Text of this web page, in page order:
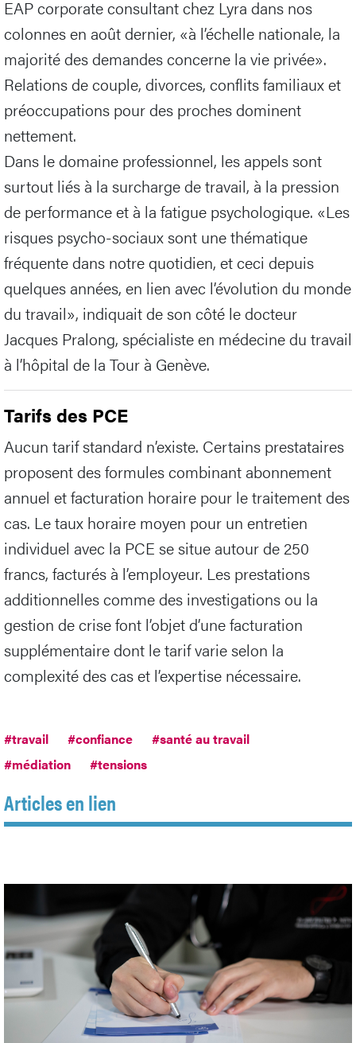
EAP corporate consultant chez Lyra dans nos
colonnes en août dernier, «à l’échelle nationale, la
majorité des demandes concerne la vie privée».
Relations de couple, divorces, conflits familiaux et
préoccupations pour des proches dominent
nettement.
Dans le domaine professionnel, les appels sont
surtout liés à la surcharge de travail, à la pression
de performance et à la fatigue psychologique. «Les
risques psycho-sociaux sont une thématique
fréquente dans notre quotidien, et ceci depuis
quelques années, en lien avec l’évolution du monde
du travail», indiquait de son côté le docteur
Jacques Pralong, spécialiste en médecine du travail
à l’hôpital de la Tour à Genève.
Tarifs des PCE
Aucun tarif standard n’existe. Certains prestataires
proposent des formules combinant abonnement
annuel et facturation horaire pour le traitement des
cas. Le taux horaire moyen pour un entretien
individuel avec la PCE se situe autour de 250
francs, facturés à l’employeur. Les prestations
additionnelles comme des investigations ou la
gestion de crise font l’objet d’une facturation
supplémentaire dont le tarif varie selon la
complexité des cas et l’expertise nécessaire.
#travail #confiance
#santé au travail
#médiation
#tensions
Articles en lien